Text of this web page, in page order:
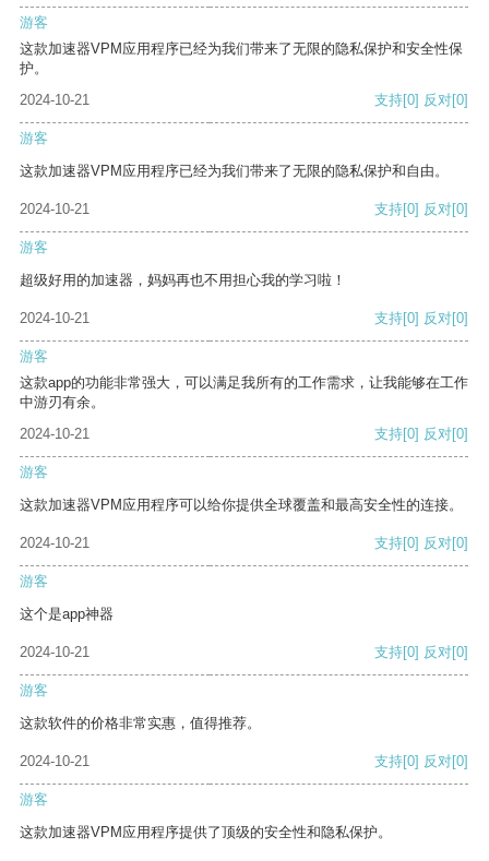
游客
这款加速器VPM应用程序已经为我们带来了无限的隐私保护和安全性保
护。
2024-10-21
支持[0] 反对[0]
游客
这款加速器VPM应用程序已经为我们带来了无限的隐私保护和自由。
2024-10-21 支持[0] 反对[0]
游客
超级好用的加速器，妈妈再也不用担心我的学习啦！
2024-10-21 支持[0] 反对[0]
游客
这款app的功能非常强大，可以满足我所有的工作需求，让我能够在工作
中游刃有余。
2024-10-21
支持[0] 反对[0]
游客
这款加速器VPM应用程序可以给你提供全球覆盖和最高安全性的连接。
2024-10-21 支持[0] 反对[0]
游客
这个是app神器
2024-10-21 支持[0] 反对[0]
游客
这款软件的价格非常实惠，值得推荐。
2024-10-21 支持[0] 反对[0]
游客
这款加速器VPM应用程序提供了顶级的安全性和隐私保护。